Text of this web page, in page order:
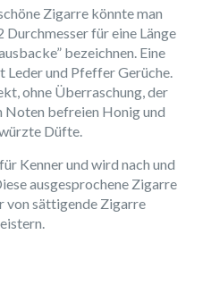
Zigarre könnte man
Durchmesser für eine Länge
bezeichnen. Eine
und Pfeffer Gerüche.
ohne Überraschung, der
Noten befreien Honig und
Düfte.
Kenner und wird nach und
ausgesprochene Zigarre
von sättigende Zigarre